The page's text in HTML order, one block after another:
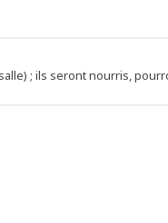
; ils seront nourris,